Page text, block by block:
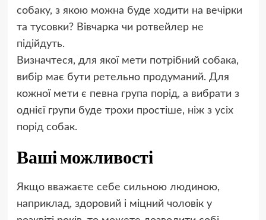
собаку, з якою можна буде ходити на вечірки
та тусовки? Вівчарка чи ротвейлер не
підійдуть.
Визначтеся, для якої мети потрібний собака,
вибір має бути ретельно продуманий. Для
кожної мети є певна група порід, а вибрати з
однієї групи буде трохи простіше, ніж з усіх
порід собак.
Ваші можливості
Якщо вважаєте себе сильною людиною,
наприклад, здоровий і міцний чоловік у